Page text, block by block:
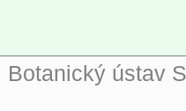
Botanický ústav